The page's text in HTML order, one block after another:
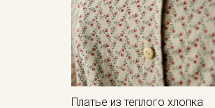
Платье из теплого хлопка